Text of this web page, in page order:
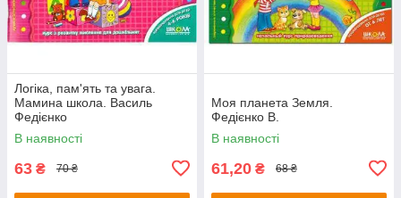
Логіка, пам'ять та увага.
Мамина школа. Василь
Федієнко
В наявності
63 ₴ 70 ₴
Моя планета Земля.
Федієнко В.
В наявності
61,20 ₴ 68 ₴